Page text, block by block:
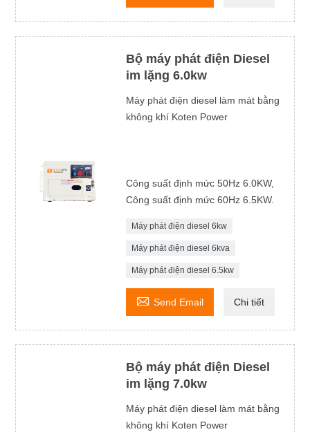
Bộ máy phát điện Diesel
im lặng 6.0kw
Máy phát điện diesel làm mát bằng
không khí Koten Power
Công suất định mức 50Hz 6.0KW,
Công suất định mức 60Hz 6.5KW.
Máy phát điện diesel 6kw
Máy phát điện diesel 6kva
Máy phát điện diesel 6.5kw
 Send Email Chi tiết
Bộ máy phát điện Diesel
im lặng 7.0kw
Máy phát điện diesel làm mát bằng
không khí Koten Power